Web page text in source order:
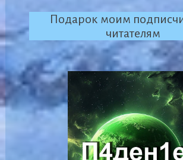
Подарок моим
читателям